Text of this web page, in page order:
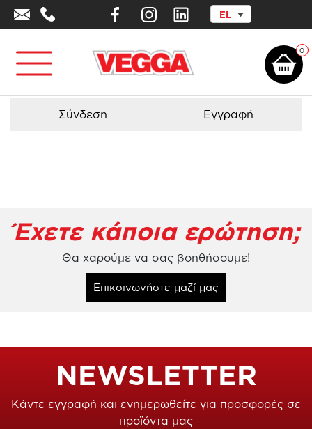
EL
0
Αρχική σελίδα Προϊόντα - Εξοπλισμός Τσουλήθρες/Τσουλήθρα
Σύνδεση Εγγραφή
Έχετε κάποια ερώτηση;
Θα χαρούμε να σας βοηθήσουμε!
Επικοινωνήστε μαζί μας
NEWSLETTER
Κάντε εγγραφή και ενημερωθείτε για προσφορές σε
προϊόντα μας